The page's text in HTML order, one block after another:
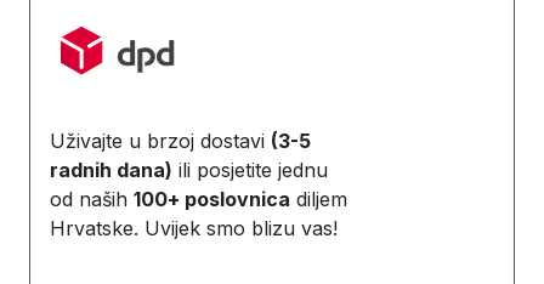
Uživajte u brzoj dostavi (3-5
radnih dana) ili posjetite jednu
od naših 100+ poslovnica diljem
Hrvatske. Uvijek smo blizu vas!